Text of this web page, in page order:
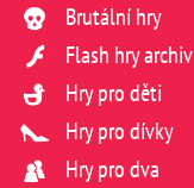
Brutální hry
Flash hry archiv
Hry pro děti
Hry pro dívky
Hry pro dva